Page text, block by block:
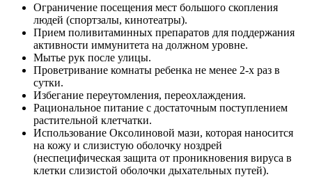
Ограничение посещения мест большого скопления
людей (спортзалы, кинотеатры).
Прием поливитаминных препаратов для поддержания
активности иммунитета на должном уровне.
Мытье рук после улицы.
Проветривание комнаты ребенка не менее 2-х раз в
сутки.
Избегание переутомления, переохлаждения.
Рациональное питание с достаточным поступлением
растительной клетчатки.
Использование Оксолиновой мази, которая наносится
на кожу и слизистую оболочку ноздрей
(неспецифическая защита от проникновения вируса в
клетки слизистой оболочки дыхательных путей).